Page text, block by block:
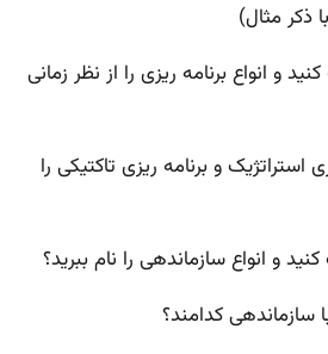
ذکر مثال)
و انواع برنامه ریزی را از نظر زمانی
استراتژیک و برنامه ریزی تاکتیکی را